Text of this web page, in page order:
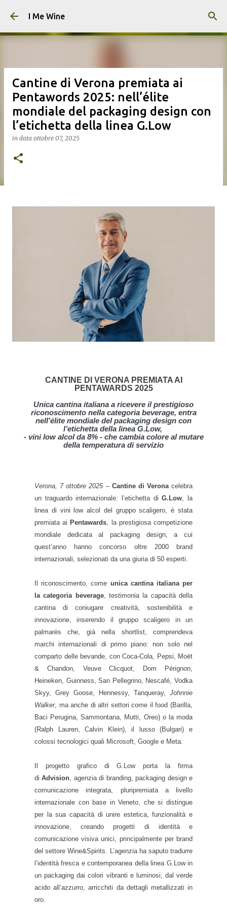
Passa ai contenuti principali
I Me Wine
Cantine di Verona premiata ai
Pentawords 2025: nell’élite
mondiale del packaging design con
l’etichetta della linea G.Low
in data ottobre 07, 2025
CANTINE DI VERONA PREMIATA AI
PENTAWARDS 2025
Unica cantina italiana a ricevere il prestigioso
riconoscimento nella categoria beverage, entra
nell’élite mondiale del packaging design con
l’etichetta della linea G.Low,
- vini low alcol da 8% - che cambia colore al mutare
della temperatura di servizio
Verona, 7 ottobre 2025– Cantine di Veronacelebra
un traguardo internazionale: l’etichetta diG.Low , la
linea di vini low alcol del gruppo scaligero, è stata
premiata ai Pentawards , la prestigiosa competizione
mondiale dedicata al packaging design, a cui
quest’anno hanno concorso oltre 2000 brand
internazionali, selezionati da una giuria di 50 esperti.
Il riconoscimento, come unica cantina italiana per
la categoria beverage, testimonia la capacità della
cantina di coniugare creatività, sostenibilità e
innovazione, inserendo il gruppo scaligero in un
palmarès che, già nella shortlist, comprendeva
marchi internazionali di primo piano: non solo nel
comparto delle bevande, con Coca-Cola, Pepsi, Moët
& Chandon, Veuve Clicquot, Dom Pérignon,
Heineken, Guinness, San Pellegrino, Nescafé, Vodka
Skyy, Grey Goose, Hennessy, Tanqueray, Johnnie
Walker, ma anche di altri settori come il food (Barilla,
Baci Perugina, Sammontana, Mutti, Oreo) o la moda
(Ralph Lauren, Calvin Klein), il lusso (Bulgari) e
colossi tecnologici quali Microsoft, Google e Meta.
Il progetto grafico di G.Low porta la firma
diAdvision , agenzia di branding, packaging design e
comunicazione integrata, pluripremiata a livello
internazionale con base in Veneto, che si distingue
per la sua capacità di unire estetica, funzionalità e
innovazione, creando progetti di identità e
comunicazione visiva unici, principalmente per brand
del settore Wine&Spirits. L’agenzia ha saputo tradurre
l’identità fresca e contemporanea della linea G.Low in
un packaging dai colori vibranti e luminosi, dal verde
acido all’azzurro, arricchiti da dettagli metallizzati in
oro.